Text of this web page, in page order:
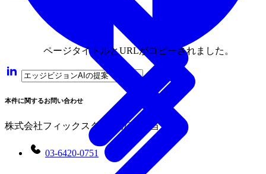
ページタイトルとURLがコピーされました。
本件に関するお問い合わせ
株式会社フィックスターズ 広報担当
03-6420-0751